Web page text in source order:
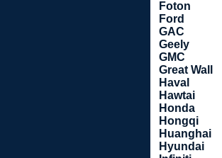
Foton
Ford
GAC
Geely
GMC
Great Wall
Haval
Hawtai
Honda
Hongqi
Huanghai
Hyundai